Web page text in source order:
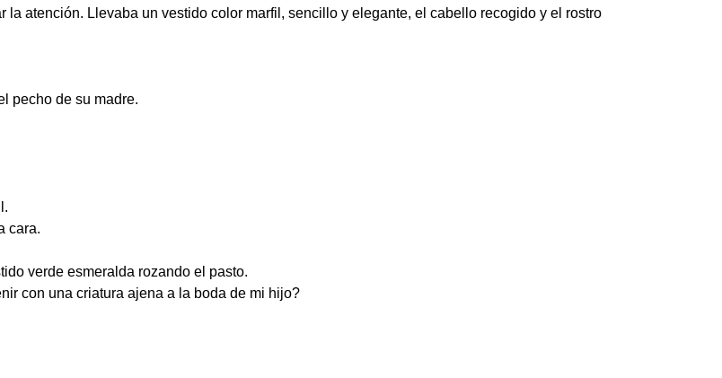
atención. Llevaba un vestido color marfil, sencillo y elegante, el cabello recogido y el rostro
pecho de su madre.
cara.
verde esmeralda rozando el pasto.
con una criatura ajena a la boda de mi hijo?